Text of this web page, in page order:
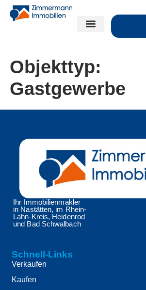
Objekttyp:
Gastgewerbe
Ihr Immobilienmakler
in Nastätten, im Rhein-
Lahn-Kreis, Heidenrod
und Bad Schwalbach
Schnell-Links
Verkaufen
Kaufen